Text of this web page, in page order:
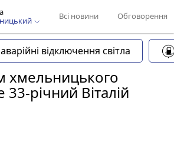
Всі новини Обговорення
відключення світла
хмельницького
річний Віталій